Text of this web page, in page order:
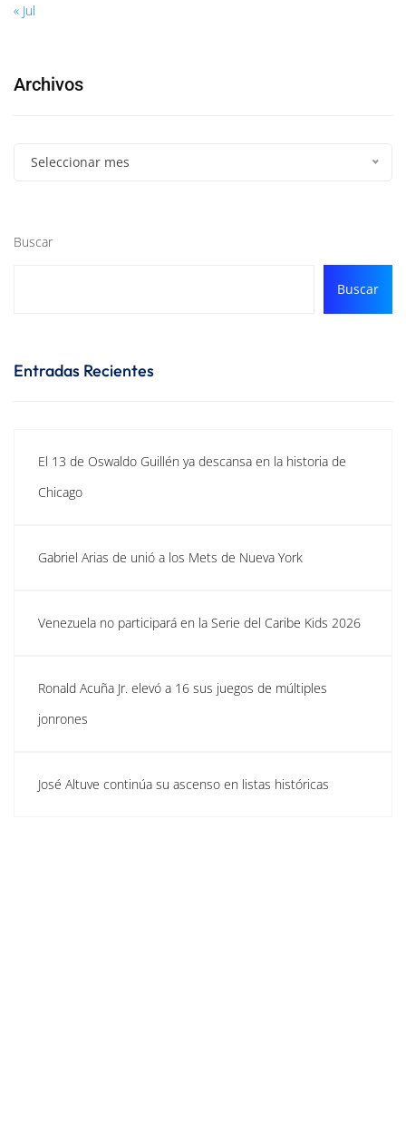
« Jul
Archivos
Seleccionar mes
Buscar
Buscar
Entradas Recientes
El 13 de Oswaldo Guillén ya descansa en la historia de
Chicago
Gabriel Arias de unió a los Mets de Nueva York
Venezuela no participará en la Serie del Caribe Kids 2026
Ronald Acuña Jr. elevó a 16 sus juegos de múltiples
jonrones
José Altuve continúa su ascenso en listas históricas